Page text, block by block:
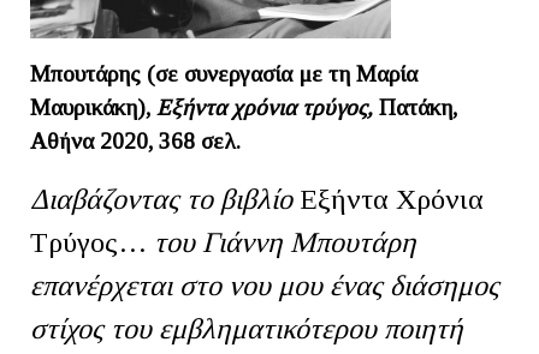
Μπουτάρης (σε συνεργασία με τη Μαρία
Μαυρικάκη), Εξήντα χρόνια τρύγος, Πατάκη,
Αθήνα 2020, 368 σελ.
Διαβάζοντας το βιβλίο Εξήντα Χρόνια
Τρύγος… του Γιάννη Μπουτάρη
επανέρχεται στο νου μου ένας διάσημος
στίχος του εμβληματικότερου ποιητή